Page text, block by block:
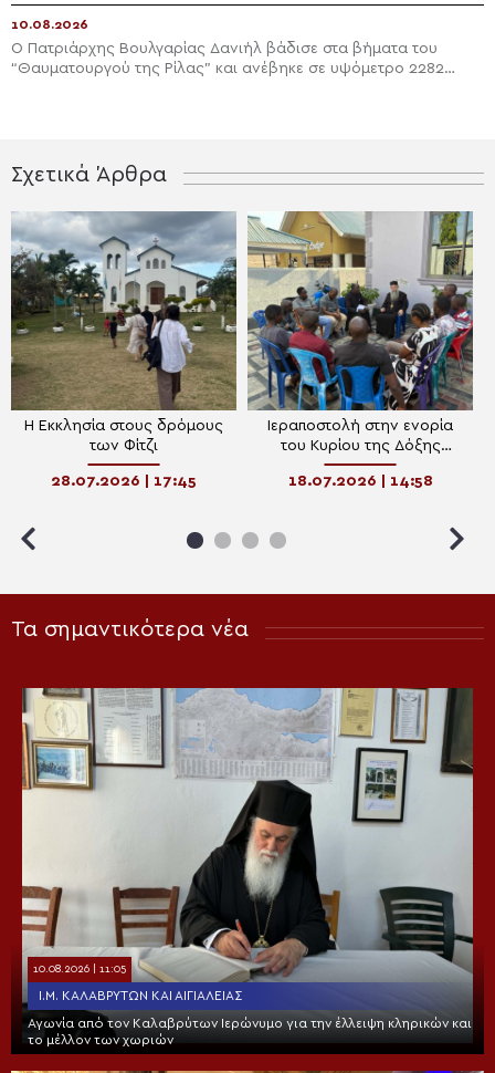
10.08.2026
Ο Πατριάρχης Βουλγαρίας Δανιήλ βάδισε στα βήματα του
“Θαυματουργού της Ρίλας” και ανέβηκε σε υψόμετρο 2282
Σχετικά Άρθρα
Η Εκκλησία στους δρόμους
των Φίτζι
28.07.2026 | 17:45
Ιεραποστολή στην ενορία
του Κυρίου της Δόξης
Tabora
18.07.2026 | 14:58
Τα σημαντικότερα νέα
10.08.2026 | 11:05
Ι.Μ. ΚΑΛΑΒΡΎΤΩΝ ΚΑΙ ΑΙΓΙΑΛΕΊΑΣ
Αγωνία από τον Καλαβρύτων Ιερώνυμο για την έλλειψη κληρικών και
το μέλλον των χωριών